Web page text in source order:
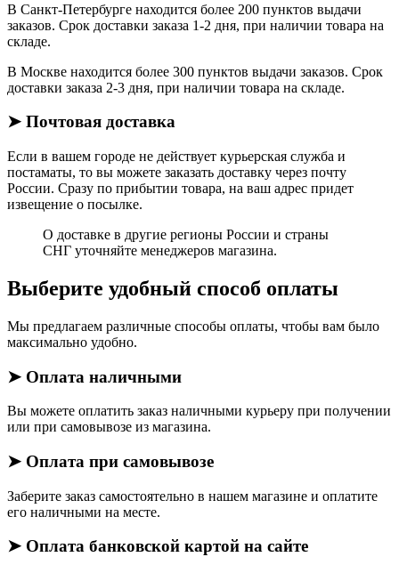
В Санкт-Петербурге находится более 200 пунктов выдачи
заказов. Срок доставки заказа 1-2 дня, при наличии товара на
складе.
В Москве находится более 300 пунктов выдачи заказов. Срок
доставки заказа 2-3 дня, при наличии товара на складе.
➤ Почтовая доставка
Если в вашем городе не действует курьерская служба и
постаматы, то вы можете заказать доставку через почту
России. Сразу по прибытии товара, на ваш адрес придет
извещение о посылке.
О доставке в другие регионы России и страны
СНГ уточняйте менеджеров магазина.
Выберите удобный способ оплаты
Мы предлагаем различные способы оплаты, чтобы вам было
максимально удобно.
➤ Оплата наличными
Вы можете оплатить заказ наличными курьеру при получении
или при самовывозе из магазина.
➤ Оплата при самовывозе
Заберите заказ самостоятельно в нашем магазине и оплатите
его наличными на месте.
➤ Оплата банковской картой на сайте